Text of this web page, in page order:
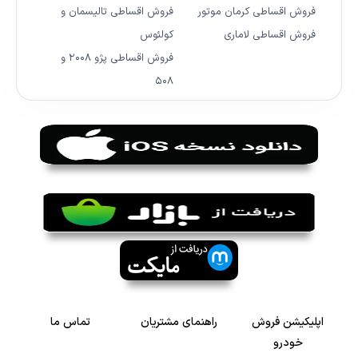
فروش اقساطی کرمان موتور
فروش اقساطی لاماری
فروش اقساطی تالیسمان و
کولئوس
فروش اقساطی پژو ۲۰۰۸ و
۵۰۸
اپلیکیشن فروش
خودرو
راهنمای مشتریان تماس ما